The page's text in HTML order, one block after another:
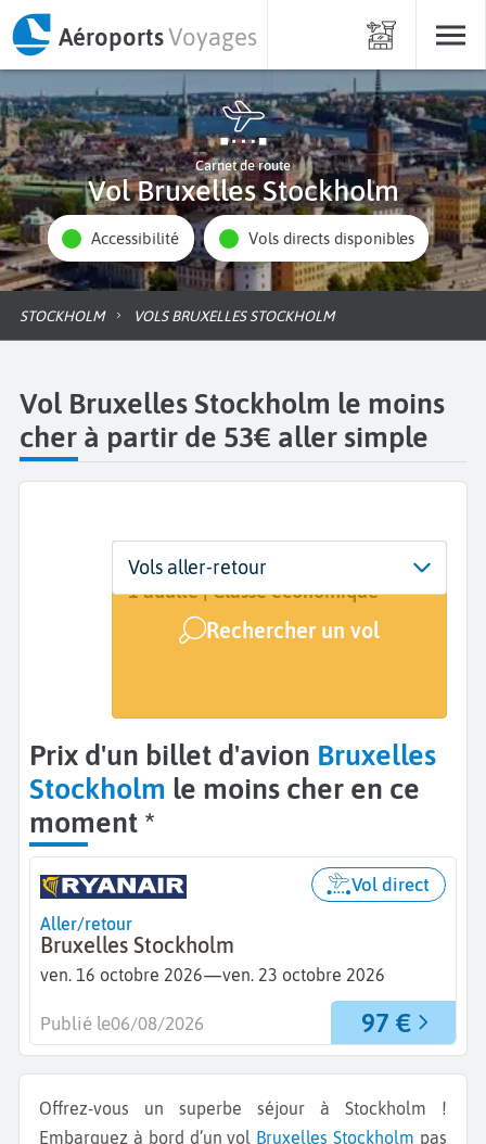
AéroportsVoyages
Carnet de route
Vol Bruxelles Stockholm
Accessibilité Vols directs disponibles
STOCKHOLM VOLS BRUXELLES STOCKHOLM
Vol Bruxelles Stockholm le moins
cher à partir de 53€ aller simple
Départ
Bruxelles (BRU)
Dates
16 oct. - 23 oct.
Voyageurs | Classe
1 adulte | Classe économique
Rechercher un vol
Vols aller-retour
Prix d'un billet d'avion Bruxelles
Stockholm le moins cher en ce
moment *
Aller/retour
Bruxelles Stockholm
ven. 16 octobre 2026—ven. 23 octobre 2026
Vol direct
97 €
Publié le06/08/2026
Offrez-vous un superbe séjour à Stockholm !
Embarquez à bord d’un vol Bruxelles Stockholm pas